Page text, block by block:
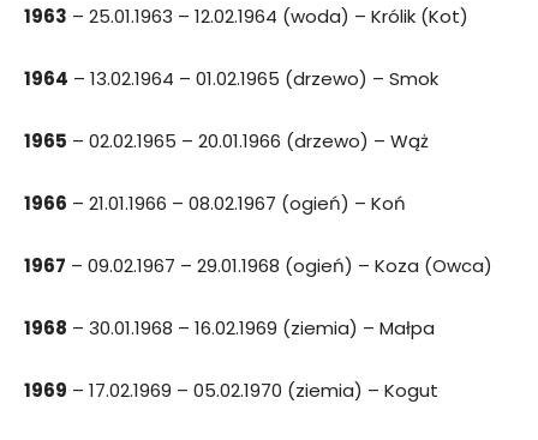
1963 – 25.01.1963 – 12.02.1964 (woda) – Królik (Kot)
1964 – 13.02.1964 – 01.02.1965 (drzewo) – Smok
1965 – 02.02.1965 – 20.01.1966 (drzewo) – Wąż
1966 – 21.01.1966 – 08.02.1967 (ogień) – Koń
1967 – 09.02.1967 – 29.01.1968 (ogień) – Koza (Owca)
1968 – 30.01.1968 – 16.02.1969 (ziemia) – Małpa
1969 – 17.02.1969 – 05.02.1970 (ziemia) – Kogut